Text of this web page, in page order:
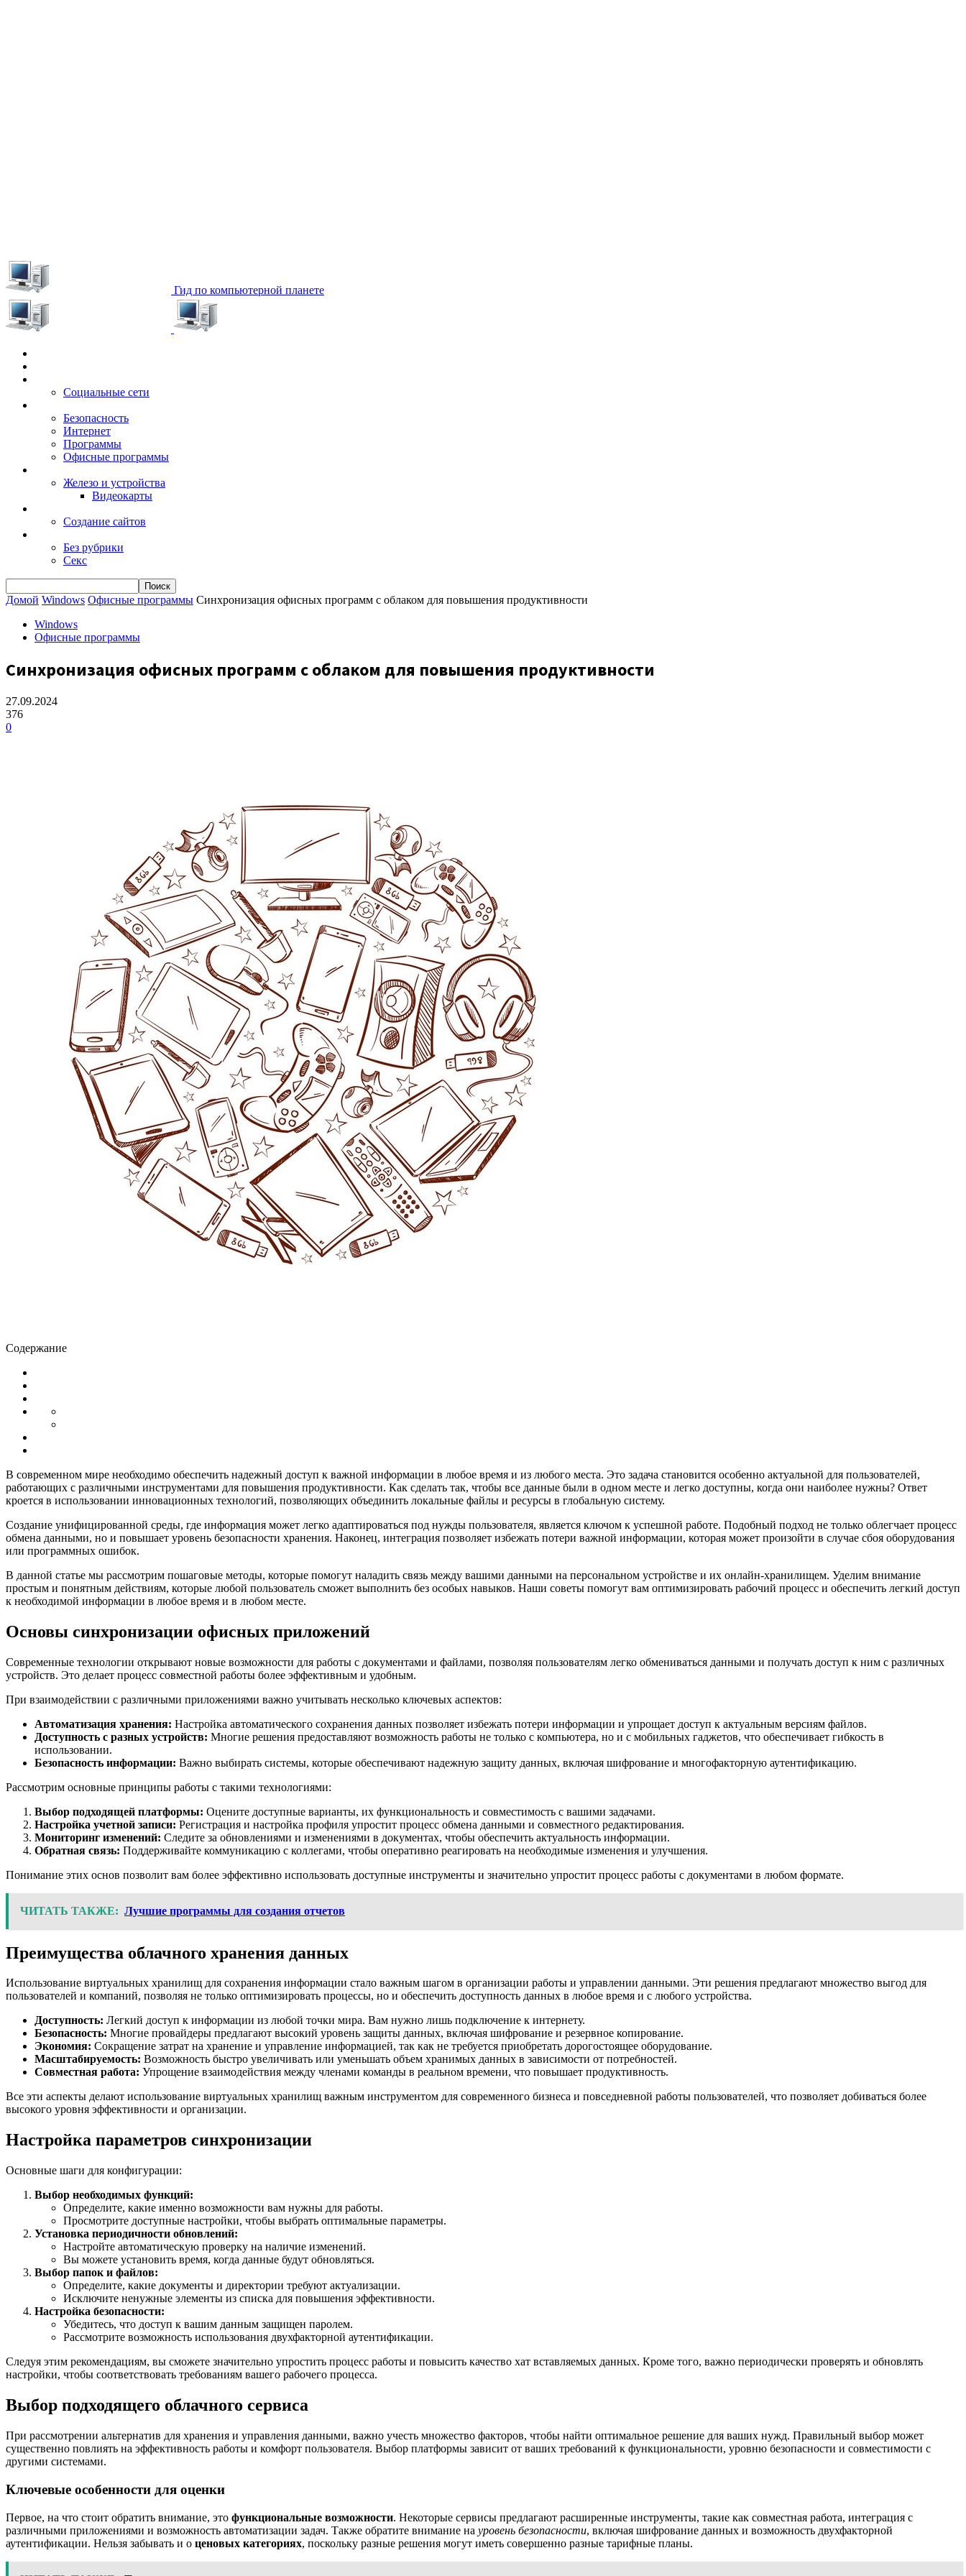
Гид по компьютерной планете
Социальные сети
Безопасность
Интернет
Программы
Офисные программы
Железо и устройства
Видеокарты
Создание сайтов
Без рубрики
Секс
Домой Windows Офисные программы Синхронизация офисных программ с облаком для повышения продуктивности
Windows
Офисные программы
Синхронизация офисных программ с облаком для повышения продуктивности
27.09.2024
376
0
Содержание
В современном мире необходимо обеспечить надежный доступ к важной информации в любое время и из любого места. Это задача становится особенно актуальной для пользователей,
работающих с различными инструментами для повышения продуктивности. Как сделать так, чтобы все данные были в одном месте и легко доступны, когда они наиболее нужны? Ответ
кроется в использовании инновационных технологий, позволяющих объединить локальные файлы и ресурсы в глобальную систему.
Создание унифицированной среды, где информация может легко адаптироваться под нужды пользователя, является ключом к успешной работе. Подобный подход не только облегчает процесс
обмена данными, но и повышает уровень безопасности хранения. Наконец, интеграция позволяет избежать потери важной информации, которая может произойти в случае сбоя оборудования
или программных ошибок.
В данной статье мы рассмотрим пошаговые методы, которые помогут наладить связь между вашими данными на персональном устройстве и их онлайн-хранилищем. Уделим внимание
простым и понятным действиям, которые любой пользователь сможет выполнить без особых навыков. Наши советы помогут вам оптимизировать рабочий процесс и обеспечить легкий доступ
к необходимой информации в любое время и в любом месте.
Основы синхронизации офисных приложений
Современные технологии открывают новые возможности для работы с документами и файлами, позволяя пользователям легко обмениваться данными и получать доступ к ним с различных
устройств. Это делает процесс совместной работы более эффективным и удобным.
При взаимодействии с различными приложениями важно учитывать несколько ключевых аспектов:
Автоматизация хранения: Настройка автоматического сохранения данных позволяет избежать потери информации и упрощает доступ к актуальным версиям файлов.
Доступность с разных устройств: Многие решения предоставляют возможность работы не только с компьютера, но и с мобильных гаджетов, что обеспечивает гибкость в
использовании.
Безопасность информации: Важно выбирать системы, которые обеспечивают надежную защиту данных, включая шифрование и многофакторную аутентификацию.
Рассмотрим основные принципы работы с такими технологиями:
Выбор подходящей платформы: Оцените доступные варианты, их функциональность и совместимость с вашими задачами.
Настройка учетной записи: Регистрация и настройка профиля упростит процесс обмена данными и совместного редактирования.
Мониторинг изменений: Следите за обновлениями и изменениями в документах, чтобы обеспечить актуальность информации.
Обратная связь: Поддерживайте коммуникацию с коллегами, чтобы оперативно реагировать на необходимые изменения и улучшения.
Понимание этих основ позволит вам более эффективно использовать доступные инструменты и значительно упростит процесс работы с документами в любом формате.
ЧИТАТЬ ТАКЖЕ: Лучшие программы для создания отчетов
Преимущества облачного хранения данных
Использование виртуальных хранилищ для сохранения информации стало важным шагом в организации работы и управлении данными. Эти решения предлагают множество выгод для
пользователей и компаний, позволяя не только оптимизировать процессы, но и обеспечить доступность данных в любое время и с любого устройства.
Доступность: Легкий доступ к информации из любой точки мира. Вам нужно лишь подключение к интернету.
Безопасность: Многие провайдеры предлагают высокий уровень защиты данных, включая шифрование и резервное копирование.
Экономия: Сокращение затрат на хранение и управление информацией, так как не требуется приобретать дорогостоящее оборудование.
Масштабируемость: Возможность быстро увеличивать или уменьшать объем хранимых данных в зависимости от потребностей.
Совместная работа: Упрощение взаимодействия между членами команды в реальном времени, что повышает продуктивность.
Все эти аспекты делают использование виртуальных хранилищ важным инструментом для современного бизнеса и повседневной работы пользователей, что позволяет добиваться более
высокого уровня эффективности и организации.
Настройка параметров синхронизации
Основные шаги для конфигурации:
Выбор необходимых функций:
Определите, какие именно возможности вам нужны для работы.
Просмотрите доступные настройки, чтобы выбрать оптимальные параметры.
Установка периодичности обновлений:
Настройте автоматическую проверку на наличие изменений.
Вы можете установить время, когда данные будут обновляться.
Выбор папок и файлов:
Определите, какие документы и директории требуют актуализации.
Исключите ненужные элементы из списка для повышения эффективности.
Настройка безопасности:
Убедитесь, что доступ к вашим данным защищен паролем.
Рассмотрите возможность использования двухфакторной аутентификации.
Следуя этим рекомендациям, вы сможете значительно упростить процесс работы и повысить качество хат вставляемых данных. Кроме того, важно периодически проверять и обновлять
настройки, чтобы соответствовать требованиям вашего рабочего процесса.
Выбор подходящего облачного сервиса
При рассмотрении альтернатив для хранения и управления данными, важно учесть множество факторов, чтобы найти оптимальное решение для ваших нужд. Правильный выбор может
существенно повлиять на эффективность работы и комфорт пользователя. Выбор платформы зависит от ваших требований к функциональности, уровню безопасности и совместимости с
другими системами.
Ключевые особенности для оценки
Первое, на что стоит обратить внимание, это функциональные возможности. Некоторые сервисы предлагают расширенные инструменты, такие как совместная работа, интеграция с
различными приложениями и возможность автоматизации задач. Также обратите внимание на уровень безопасности, включая шифрование данных и возможность двухфакторной
аутентификации. Нельзя забывать и о ценовых категориях, поскольку разные решения могут иметь совершенно разные тарифные планы.